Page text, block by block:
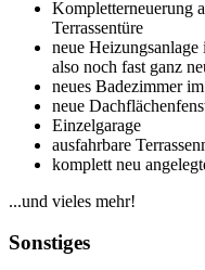
Kompletterneuerung
Terrassentüre
neue
also noch fast ganz
neues Badezimmer
neue
Einzelgarage
ausfahrbare
komplett neu
...und vieles mehr!
Sonstiges